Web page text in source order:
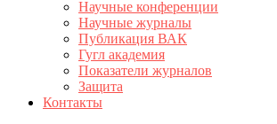
Научные конференции
Научные журналы
Публикация ВАК
Гугл академия
Показатели журналов
Защита
Контакты